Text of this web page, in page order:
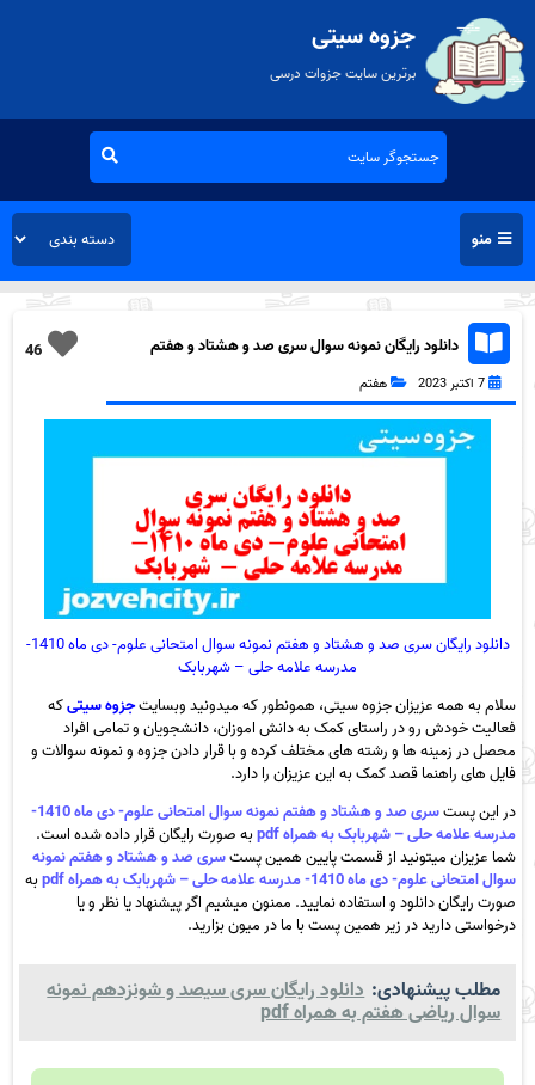
جزوه سیتی
برترین سایت جزوات درسی
منو
46
دانلود رایگان نمونه سوال سری صد و هشتاد و هفتم
علوم هفتم به همراه pdf
7 اکتبر 2023 هفتم
دانلود رایگان سری صد و هشتاد و هفتم نمونه سوال امتحانی علوم- دی ماه 1410-
مدرسه علامه حلی – شهربابک
سلام به همه عزیزان جزوه سیتی، همونطور که میدونید وبسایتجزوه سیتیکه
فعالیت خودش رو در راستای کمک به دانش اموزان، دانشجویان و تمامی افراد
محصل در زمینه ها و رشته های مختلف کرده و با قرار دادن جزوه و نمونه سوالات و
فایل های راهنما قصد کمک به این عزیزان را دارد.
در این پست
سری صد و هشتاد و هفتم نمونه سوال امتحانی علوم- دی ماه 1410-
مدرسه علامه حلی – شهربابک به همراه pdf
به صورت رایگان قرار داده شده است.
شما عزیزان میتونید از قسمت پایین همین پستسری صد و هشتاد و هفتم نمونه
سوال امتحانی علوم- دی ماه 1410- مدرسه علامه حلی – شهربابک به همراه pdf
به
صورت رایگان دانلود و استفاده نمایید. ممنون میشیم اگر پیشنهاد یا نظر و یا
درخواستی دارید در زیر همین پست با ما در میون بزارید.
مطلب پیشنهادی: دانلود رایگان سری سیصد و شونزدهم نمونه
سوال ریاضی هفتم به همراه pdf